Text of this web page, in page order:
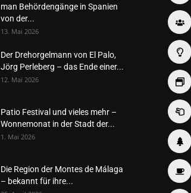
man Behördengänge in Spanien
von der...
13. Mai 2026
Der Drehorgelmann von El Palo,
Jörg Perleberg – das Ende einer...
12. Mai 2026
Patio Festival und vieles mehr –
Wonnemonat in der Stadt der...
1. Mai 2026
Die Region der Montes de Málaga
– bekannt für ihre...